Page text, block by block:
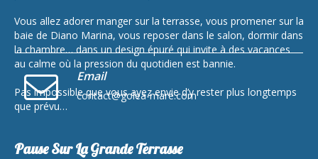
Email
contact@golea-mare.com
Vous allez adorer manger sur la terrasse, vous promener sur la
baie de Diano Marina, vous reposer dans le salon, dormir dans
la chambre… dans un design épuré qui invite à des vacances
au calme où la pression du quotidien est bannie.
Pas impossible que vous ayez envie d’y rester plus longtemps
que prévu…
Pause Sur La Grande Terrasse